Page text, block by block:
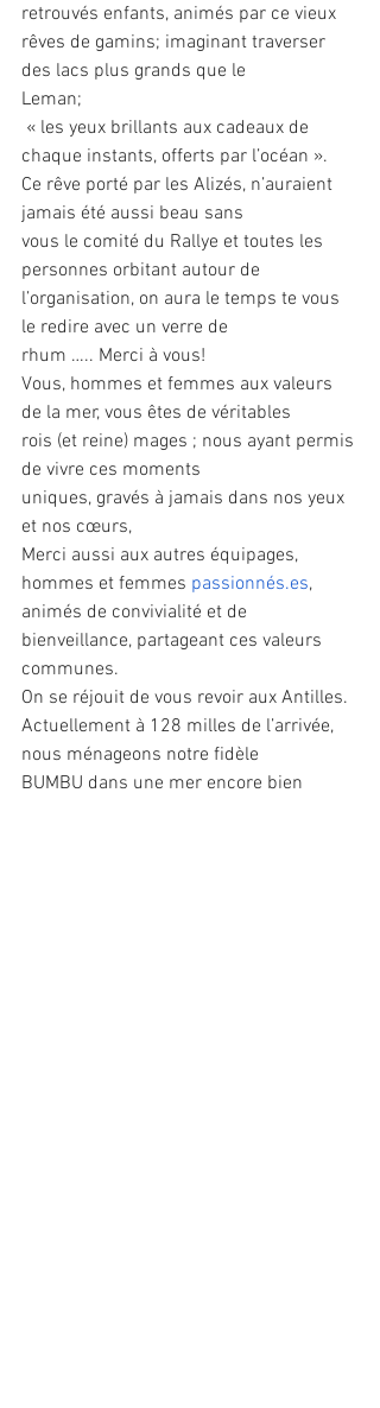
retrouvés enfants, animés par ce vieux
rêves de gamins; imaginant traverser
des lacs plus grands que le
Leman;
« les yeux brillants aux cadeaux de
chaque instants, offerts par l’océan ».
Ce rêve porté par les Alizés, n’auraient
jamais été aussi beau sans
vous le comité du Rallye et toutes les
personnes orbitant autour de
l’organisation, on aura le temps te vous
le redire avec un verre de
rhum ….. Merci à vous!
Vous, hommes et femmes aux valeurs
de la mer, vous êtes de véritables
rois (et reine) mages ; nous ayant permis
de vivre ces moments
uniques, gravés à jamais dans nos yeux
et nos cœurs,
Merci aussi aux autres équipages,
hommes et femmes passionnés.es,
animés de convivialité et de
bienveillance, partageant ces valeurs
communes.
On se réjouit de vous revoir aux Antilles.
Actuellement à 128 milles de l’arrivée,
nous ménageons notre fidèle
BUMBU dans une mer encore bien